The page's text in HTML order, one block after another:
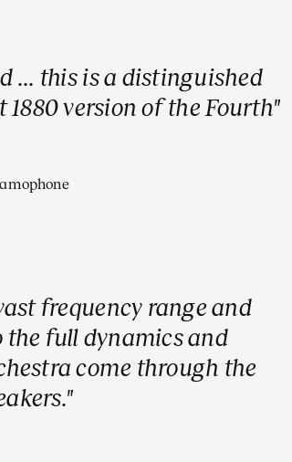
... this is a distinguished
version of the Fourth
frequency range and
the full dynamics and
come through the